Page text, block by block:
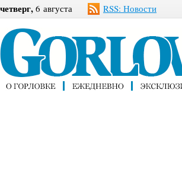
четверг, 6 августа RSS: Новости